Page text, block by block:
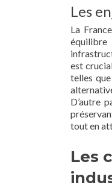
Les
La
équilibre
est
telles
D’autre
tout en
Les